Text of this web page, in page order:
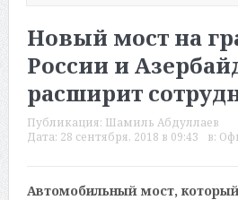
Новый мост на
России и
расширит
Публикация: Шамиль Абдуллаев
Дата: 28 сентября, 2018 в 09:43 в:
Автомобильный мост,